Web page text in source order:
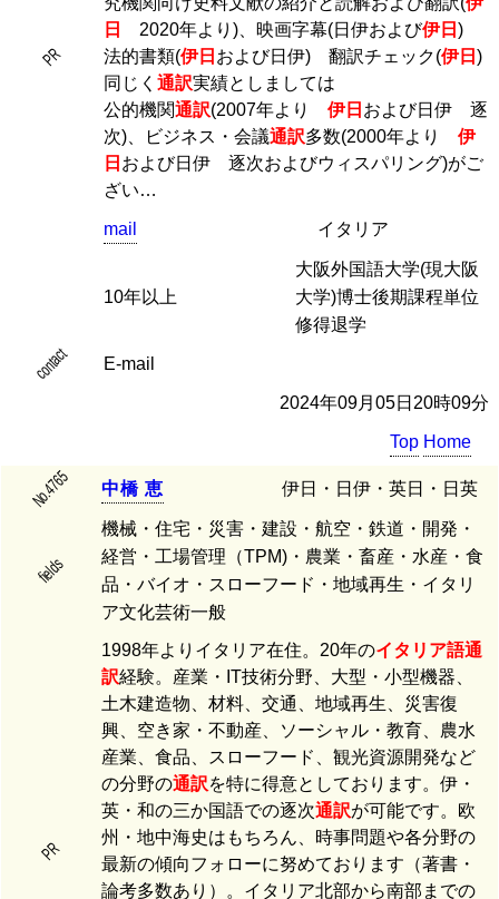
PR
日
2020年より)、映画字幕(日伊および伊日 )
法的書類(伊日 および日伊) 翻訳チェック(伊日 )
同じく 通訳実績としましては
公的機関通訳(2007年より 伊日 および日伊 逐
次)、ビジネス・会議通訳多数(2000年より 伊
日 および日伊 逐次およびウィスパリング)がご
ざい…
mail イタリア
10年以上
大阪外国語大学(現大阪
大学)博士後期課程単位
修得退学
contact E-mail
2024年09月05日20時09分
Top Home
No.4765 中橋 恵 伊日・日伊・英日・日英
fields
機械・住宅・災害・建設・航空・鉄道・開発・
経営・工場管理（TPM)・農業・畜産・水産・食
品・バイオ・スローフード・地域再生・イタリ
ア文化芸術一般
PR
1998年よりイタリア在住。20年のイタリア語通
訳経験。産業・IT技術分野、大型・小型機器、
土木建造物、材料、交通、地域再生、災害復
興、空き家・不動産、ソーシャル・教育、農水
産業、食品、スローフード、観光資源開発など
の分野の通訳を特に得意としております。伊・
英・和の三か国語での逐次通訳が可能です。欧
州・地中海史はもちろん、時事問題や各分野の
最新の傾向フォローに努めております（著書・
論考多数あり）。イタリア北部から南部までの